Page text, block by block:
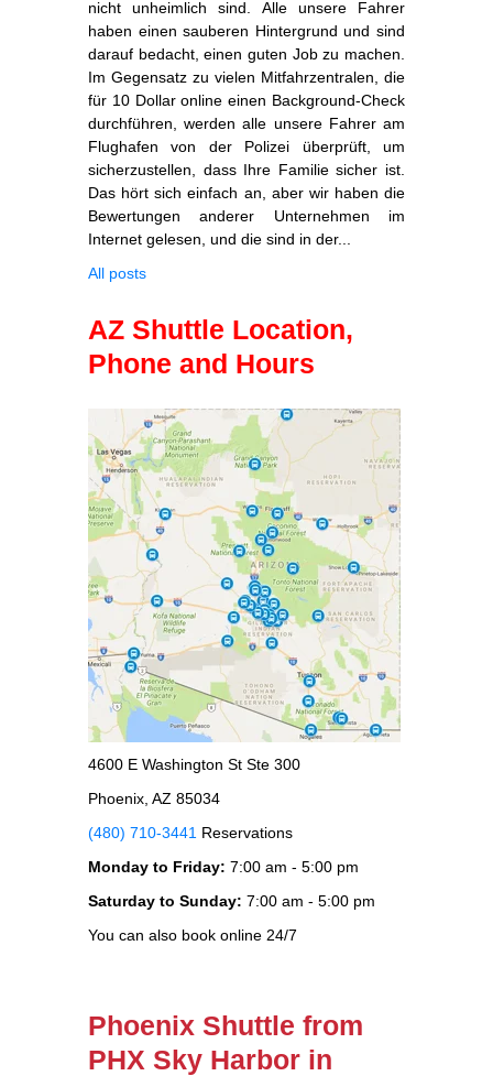
nicht unheimlich sind. Alle unsere Fahrer
haben einen sauberen Hintergrund und sind
darauf bedacht, einen guten Job zu machen.
Im Gegensatz zu vielen Mitfahrzentralen, die
für 10 Dollar online einen Background-Check
durchführen, werden alle unsere Fahrer am
Flughafen von der Polizei überprüft, um
sicherzustellen, dass Ihre Familie sicher ist.
Das hört sich einfach an, aber wir haben die
Bewertungen anderer Unternehmen im
Internet gelesen, und die sind in der...
All posts
AZ Shuttle Location,
Phone and Hours
4600 E Washington St Ste 300
Phoenix, AZ 85034
(480) 710-3441 Reservations
Monday to Friday: 7:00 am - 5:00 pm
Saturday to Sunday: 7:00 am - 5:00 pm
You can also book online 24/7
Phoenix Shuttle from
PHX Sky Harbor in